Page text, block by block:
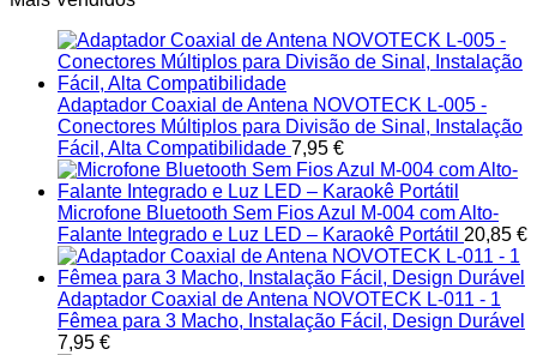
Adaptador Coaxial de Antena NOVOTECK L-005 -
Conectores Múltiplos para Divisão de Sinal, Instalação
Fácil, Alta Compatibilidade 7,95 €
Microfone Bluetooth Sem Fios Azul M-004 com Alto-
Falante Integrado e Luz LED – Karaokê Portátil 20,85 €
Adaptador Coaxial de Antena NOVOTECK L-011 - 1
Fêmea para 3 Macho, Instalação Fácil, Design Durável
7,95 €